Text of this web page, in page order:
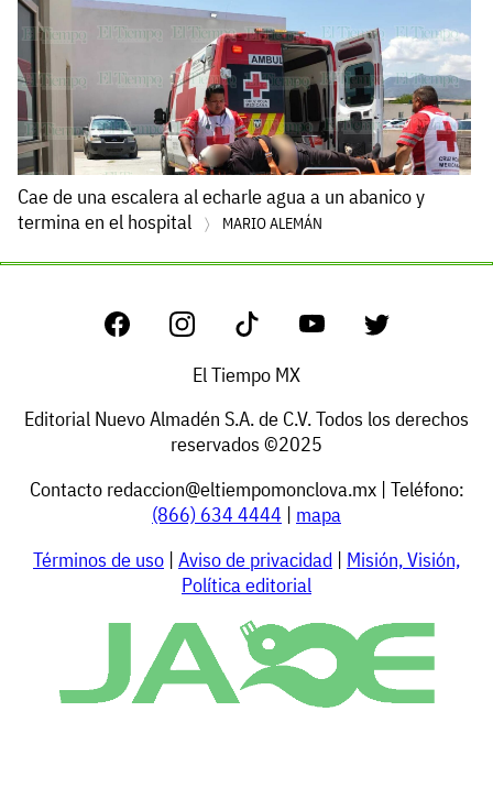
Cae de una escalera al echarle agua a un abanico y
termina en el hospital
MARIO ALEMÁN
El Tiempo MX
Editorial Nuevo Almadén S.A. de C.V. Todos los derechos
reservados ©2025
Contacto redaccion@eltiempomonclova.mx| Teléfono:
(866) 634 4444 | mapa
Términos de uso | Aviso de privacidad | Misión, Visión,
Política editorial